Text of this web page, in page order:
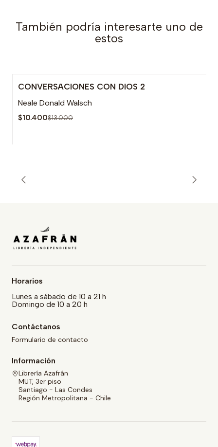
También podría interesarte uno de
estos
-20% OFF
CONVERSACIONES CON DIOS 2
Neale Donald Walsch
$10.400$13.000
Horarios
Lunes a sábado de 10 a 21 h
Domingo de 10 a 20 h
Contáctanos
Formulario de contacto
Información
Librería Azafrán
MUT, 3er piso
Santiago - Las Condes
Región Metropolitana - Chile